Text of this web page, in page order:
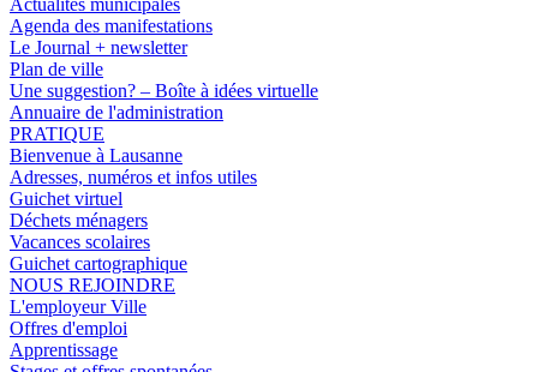
Actualités municipales
Agenda des manifestations
Le Journal + newsletter
Plan de ville
Une suggestion? – Boîte à idées virtuelle
Annuaire de l'administration
PRATIQUE
Bienvenue à Lausanne
Adresses, numéros et infos utiles
Guichet virtuel
Déchets ménagers
Vacances scolaires
Guichet cartographique
NOUS REJOINDRE
L'employeur Ville
Offres d'emploi
Apprentissage